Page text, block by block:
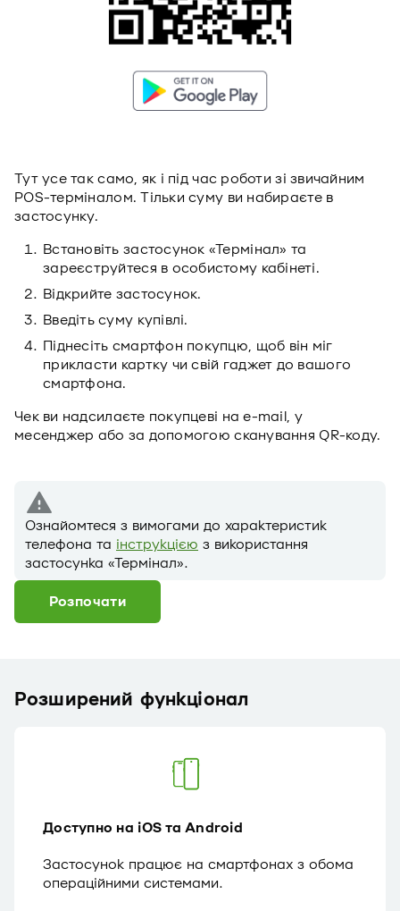
Тут усе так само, як і під час роботи зі звичайним
POS-терміналом. Тільки суму ви набираєте в
застосунку.
Встановіть застосунок «Термінал» та
зареєструйтеся в особистому кабінеті.
Відкрийте застосунок.
Введіть суму купівлі.
Піднесіть смартфон покупцю, щоб він міг
прикласти картку чи свій гаджет до вашого
смартфона.
Чек ви надсилаєте покупцеві на e-mail, у
месенджер або за допомогою сканування QR-коду.
Ознайомтеся з вимогами до характеристик
телефона та інструкцією з використання
застосунка «Термінал».
Розпочати
Розширений функціонал
Доступно на iOS та Android
Застосунок працює на смартфонах з обома
операційними системами.